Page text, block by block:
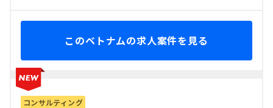
このベトナムの求人案件を見る
コンサルティング